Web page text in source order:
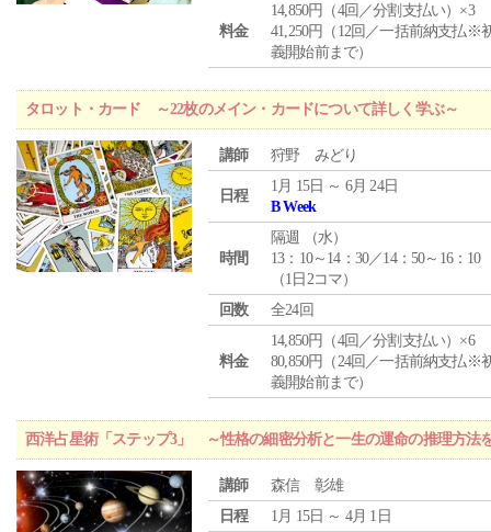
料金
14,850円（4回／分割支払い）×3
41,250円（12回／一括前納支払※
義開始前まで）
タロット・カード ～22枚のメイン・カードについて詳しく学ぶ～
講師 狩野 みどり
日程
1月 15日 ～ 6月 24日
B Week
時間
隔週 （水）
13：10～14：30／14：50～16：10
（1日2コマ）
回数
全24回
料金
14,850円（4回／分割支払い）×6
80,850円（24回／一括前納支払※
義開始前まで）
西洋占星術「ステップ3」 ～性格の細密分析と一生の運命の推理方法
講師
森信 彰雄
日程
1月 15日 ～ 4月 1日